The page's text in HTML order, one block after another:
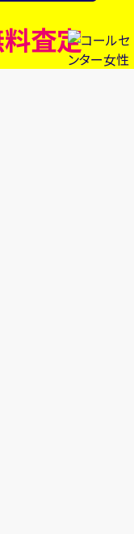
査定